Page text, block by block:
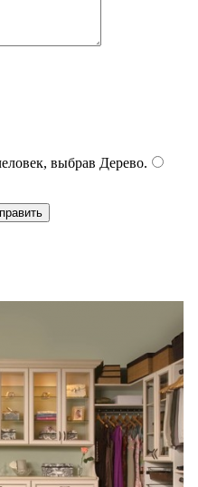
выбрав Дерево.